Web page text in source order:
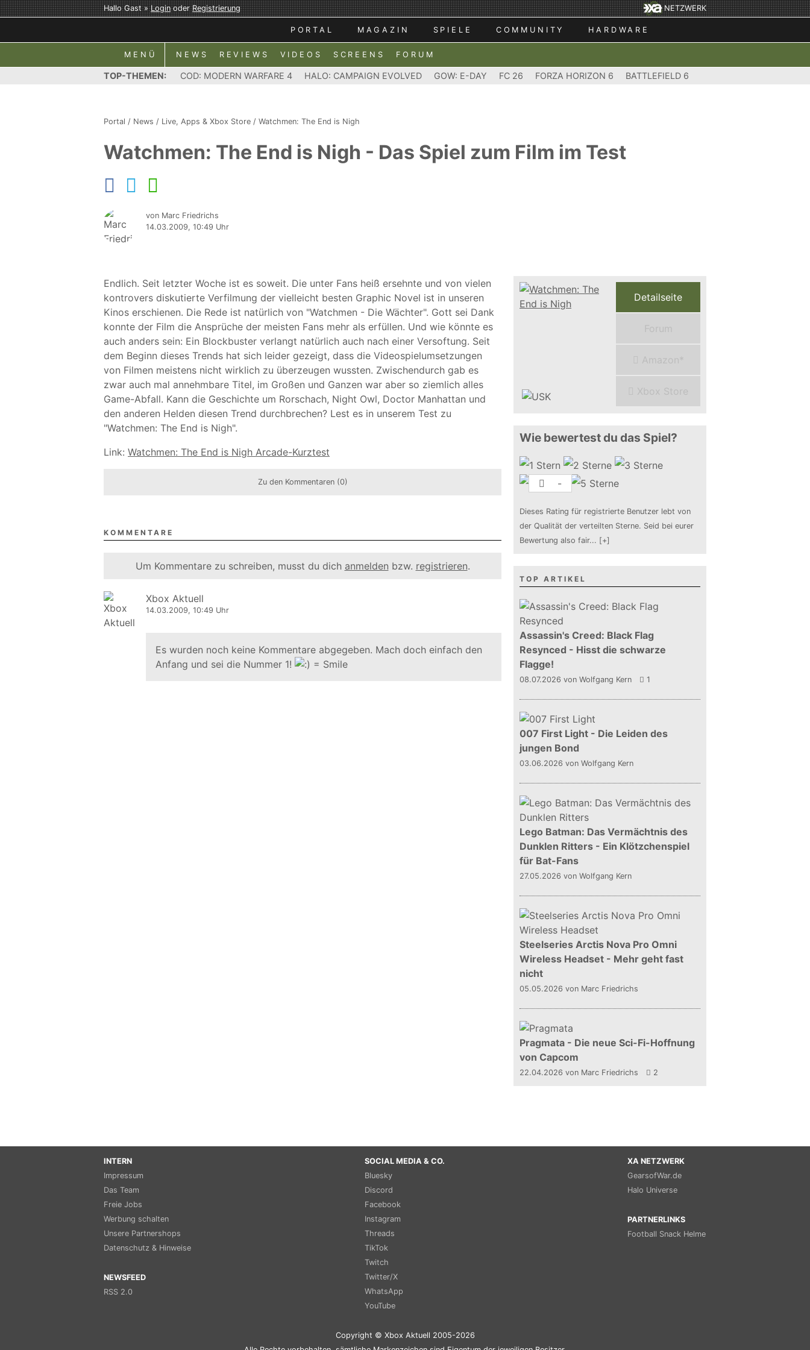
Hallo Gast »LoginoderRegistrierung NETZWERK
PORTAL MAGAZIN SPIELE COMMUNITY HARDWARE
MENÜ NEWS REVIEWS VIDEOS SCREENS FORUM
TOP-THEMEN: COD: MODERN WARFARE 4 HALO: CAMPAIGN EVOLVED GOW: E-DAY FC 26 FORZA HORIZON 6 BATTLEFIELD 6
Portal / News / Live, Apps & Xbox Store / Watchmen: The End is Nigh
Watchmen: The End is Nigh - Das Spiel zum Film im Test
von Marc Friedrichs
14.03.2009, 10:49 Uhr
Endlich. Seit letzter Woche ist es soweit. Die unter Fans heiß ersehnte und von vielen
kontrovers diskutierte Verfilmung der vielleicht besten Graphic Novel ist in unseren
Kinos erschienen. Die Rede ist natürlich von "Watchmen - Die Wächter". Gott sei Dank
konnte der Film die Ansprüche der meisten Fans mehr als erfüllen. Und wie könnte es
auch anders sein: Ein Blockbuster verlangt natürlich auch nach einer Versoftung. Seit
dem Beginn dieses Trends hat sich leider gezeigt, dass die Videospielumsetzungen
von Filmen meistens nicht wirklich zu überzeugen wussten. Zwischendurch gab es
zwar auch mal annehmbare Titel, im Großen und Ganzen war aber so ziemlich alles
Game-Abfall. Kann die Geschichte um Rorschach, Night Owl, Doctor Manhattan und
den anderen Helden diesen Trend durchbrechen? Lest es in unserem Test zu
"Watchmen: The End is Nigh".
Link: Watchmen: The End is Nigh Arcade-Kurztest
Zu den Kommentaren (0)
KOMMENTARE
Um Kommentare zu schreiben, musst du dich anmelden bzw. registrieren.
Xbox Aktuell
14.03.2009, 10:49 Uhr
Es wurden noch keine Kommentare abgegeben. Mach doch einfach den
Anfang und sei die Nummer 1!
Detailseite
Forum
Amazon*
Xbox Store
Wie bewertest du das Spiel?
-
Dieses Rating für registrierte Benutzer lebt von
der Qualität der verteilten Sterne. Seid bei eurer
Bewertung also fair... [+]
TOP ARTIKEL
Assassin's Creed: Black Flag
Resynced - Hisst die schwarze
Flagge!
08.07.2026 von Wolfgang Kern 1
007 First Light - Die Leiden des
jungen Bond
03.06.2026 von Wolfgang Kern
Lego Batman: Das Vermächtnis des
Dunklen Ritters - Ein Klötzchenspiel
für Bat-Fans
27.05.2026 von Wolfgang Kern
Steelseries Arctis Nova Pro Omni
Wireless Headset - Mehr geht fast
nicht
05.05.2026 von Marc Friedrichs
Pragmata - Die neue Sci-Fi-Hoffnung
von Capcom
22.04.2026 von Marc Friedrichs 2
INTERN
Impressum
Das Team
Freie Jobs
Werbung schalten
Unsere Partnershops
Datenschutz & Hinweise
NEWSFEED
RSS 2.0
SOCIAL MEDIA & CO.
Bluesky
Discord
Facebook
Instagram
Threads
TikTok
Twitch
Twitter/X
WhatsApp
YouTube
XA NETZWERK
GearsofWar.de
Halo Universe
PARTNERLINKS
Football Snack Helme
Copyright © Xbox Aktuell 2005-2026